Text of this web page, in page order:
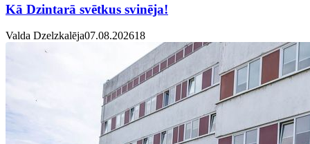
Kā Dzintarā svētkus svinēja!
Valda Dzelzkalēja07.08.202618